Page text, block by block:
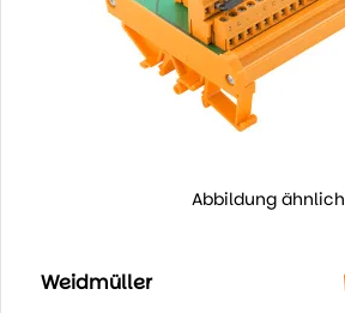
Abbildung ähnlich
Weidmüller